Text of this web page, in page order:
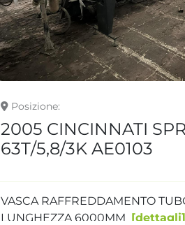
Posizione
2005 CINCINNATI
63T/5,8/3K AE0103
VASCA RAFFREDDAMENTO
LUNGHEZZA 6000MM
dettagli